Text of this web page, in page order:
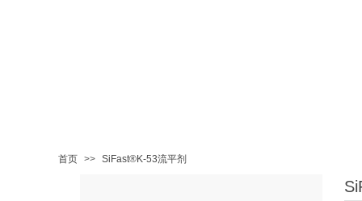
首页 >> SiFast®K-53流平剂